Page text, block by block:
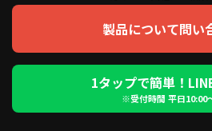
製品について問い
1タップで簡単！
※受付時間 平日10:00